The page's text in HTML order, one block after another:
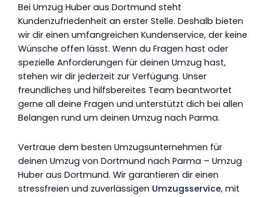
Bei Umzug Huber aus Dortmund steht
Kundenzufriedenheit an erster Stelle. Deshalb bieten
wir dir einen umfangreichen Kundenservice, der keine
Wünsche offen lässt. Wenn du Fragen hast oder
spezielle Anforderungen für deinen Umzug hast,
stehen wir dir jederzeit zur Verfügung. Unser
freundliches und hilfsbereites Team beantwortet
gerne all deine Fragen und unterstützt dich bei allen
Belangen rund um deinen Umzug nach Parma.
Vertraue dem besten Umzugsunternehmen für
deinen Umzug von Dortmund nach Parma – Umzug
Huber aus Dortmund. Wir garantieren dir einen
stressfreien und zuverlässigen Umzugsservice, mit